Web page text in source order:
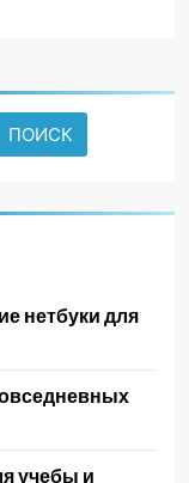
нетбуки для
учебы и